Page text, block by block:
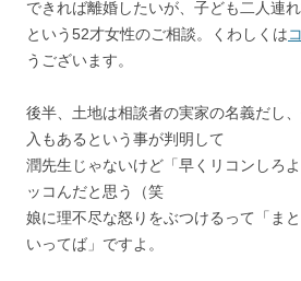
できれば離婚したいが、子ども二人連
という52才女性のご相談。くわしくは
うございます。
後半、土地は相談者の実家の名義だし
入もあるという事が判明して
潤先生じゃないけど「早くリコンしろ
ッコんだと思う（笑
娘に理不尽な怒りをぶつけるって「ま
いってば」ですよ。